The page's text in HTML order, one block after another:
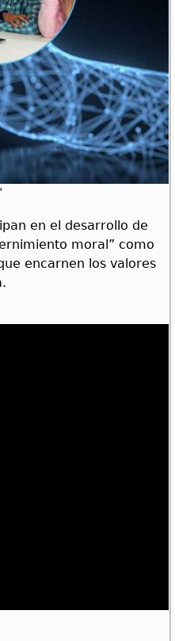
en el desarrollo de
moral” como
encarnen los valores